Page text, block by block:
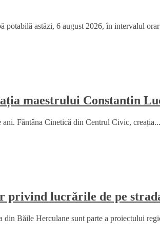
astăzi, 6 august 2026, în intervalul
maestrului Constantin
Fântâna Cinetică din Centrul Civic, creația...
privind lucrările de pe
Băile Herculane sunt parte a proiectului